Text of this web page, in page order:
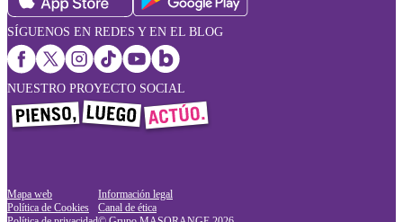
SÍGUENOS EN REDES Y EN EL BLOG
NUESTRO PROYECTO SOCIAL
Mapa web
Política de Cookies
Información legal
Canal de ética